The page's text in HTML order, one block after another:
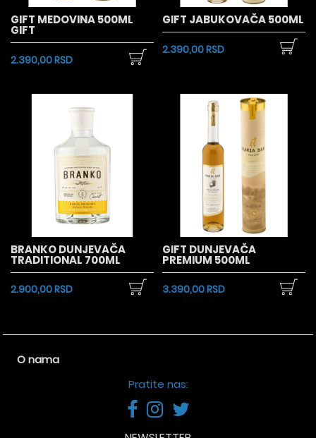
GIFT MEDOVINA 500ML
GIFT
2.390,00 RSD
GIFT JABUKOVAČA 500ML
2.390,00 RSD
BRANKO DUNJEVAČA
TRADITIONAL 700ML
2.900,00 RSD
GIFT DUNJEVAČA
PREMIUM 500ML
3.390,00 RSD
O nama
Pratite nas: